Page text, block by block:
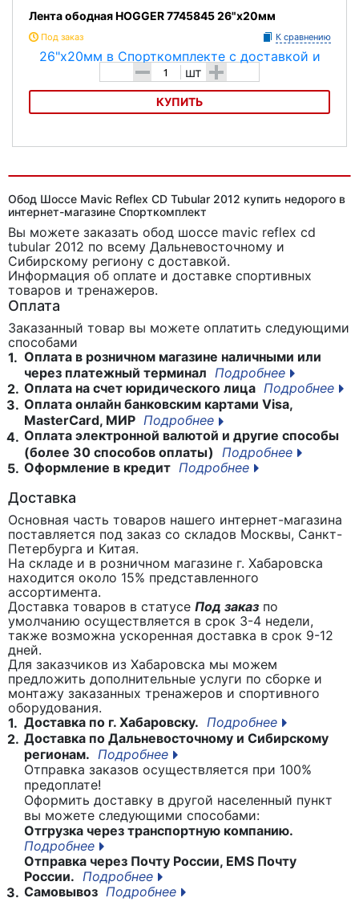
Лента ободная HOGGER 7745845 26"x20мм
Под заказ К сравнению
- шт +
КУПИТЬ
Обод Шоссе Mavic Reflex CD Tubular 2012 купить недорого в
интернет-магазине Спорткомплект
Вы можете заказать обод шоссе mavic reflex cd
tubular 2012 по всему Дальневосточному и
Сибирскому региону с доставкой.
Информация об оплате и доставке спортивных
товаров и тренажеров.
Оплата
Заказанный товар вы можете оплатить следующими
способами
1. Оплата в розничном магазине наличными или
через платежный терминал Подробнее
2. Оплата на счет юридического лица Подробнее
3. Оплата онлайн банковским картами Visa,
MasterCard, МИР Подробнее
4. Оплата электронной валютой и другие способы
(более 30 способов оплаты)
Подробнее
5. Оформление в кредит Подробнее
Доставка
Основная часть товаров нашего интернет-магазина
поставляется под заказ со складов Москвы, Санкт-
Петербурга и Китая.
На складе и в розничном магазине г. Хабаровска
находится около 15% представленного
ассортимента.
Доставка товаров в статусе Под заказ по
умолчанию осуществляется в срок 3-4 недели,
также возможна ускоренная доставка в срок 9-12
дней.
Для заказчиков из Хабаровска мы можем
предложить дополнительные услуги по сборке и
монтажу заказанных тренажеров и спортивного
оборудования.
1. Доставка по г. Хабаровску. Подробнее
2. Доставка по Дальневосточному и Сибирскому
регионам. Подробнее
Отправка заказов осуществляется при 100%
предоплате!
Оформить доставку в другой населенный пункт
вы можете следующими способами:
Отгрузка через транспортную компанию.
Подробнее
Отправка через Почту России, EMS Почту
России. Подробнее
3. Самовывоз Подробнее